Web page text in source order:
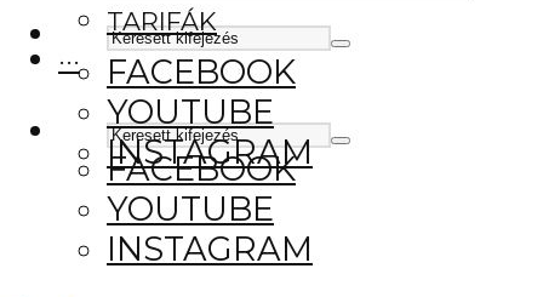
FACEBOOK
YOUTUBE
INSTAGRAM
TARIFÁK
···
FACEBOOK
YOUTUBE
INSTAGRAM